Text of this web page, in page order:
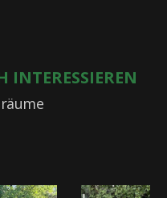
INTERESSIEREN